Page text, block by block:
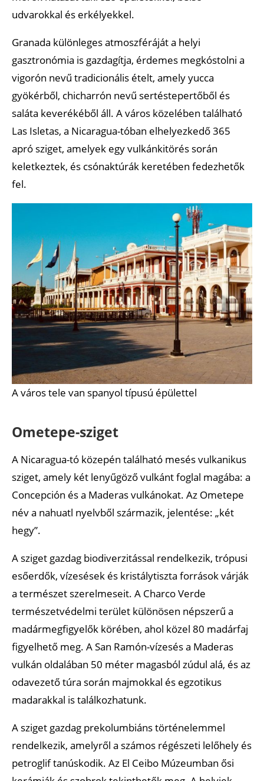
udvarokkal és erkélyekkel.
Granada különleges atmoszféráját a helyi
gasztronómia is gazdagítja, érdemes megkóstolni a
vigorón nevű tradicionális ételt, amely yucca
gyökérből, chicharrón nevű sertéstepertőből és
saláta keverékéből áll. A város közelében található
Las Isletas, a Nicaragua-tóban elhelyezkedő 365
apró sziget, amelyek egy vulkánkitörés során
keletkeztek, és csónaktúrák keretében fedezhetők
fel.
A város tele van spanyol típusú épülettel
Ometepe-sziget
A Nicaragua-tó közepén található mesés vulkanikus
sziget, amely két lenyűgöző vulkánt foglal magába: a
Concepción és a Maderas vulkánokat. Az Ometepe
név a nahuatl nyelvből származik, jelentése: „két
hegy”.
A sziget gazdag biodiverzitással rendelkezik, trópusi
esőerdők, vízesések és kristálytiszta források várják
a természet szerelmeseit. A Charco Verde
természetvédelmi terület különösen népszerű a
madármegfigyelők körében, ahol közel 80 madárfaj
figyelhető meg. A San Ramón-vízesés a Maderas
vulkán oldalában 50 méter magasból zúdul alá, és az
odavezető túra során majmokkal és egzotikus
madarakkal is találkozhatunk.
A sziget gazdag prekolumbiáns történelemmel
rendelkezik, amelyről a számos régészeti lelőhely és
petroglif tanúskodik. Az El Ceibo Múzeumban ősi